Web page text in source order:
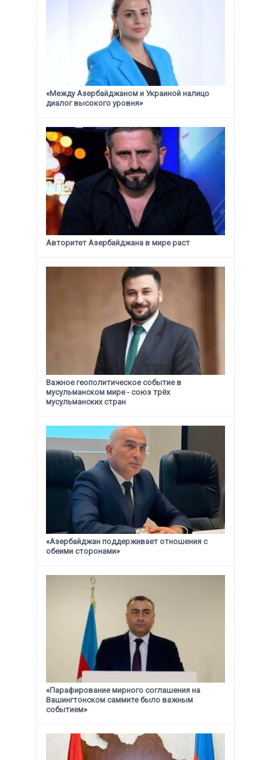
«Между Азербайджаном и Украиной налицо
диалог высокого уровня»
Авторитет Азербайджана в мире раст
Важное геополитическое событие в
мусульманском мире - союз трёх
мусульманских стран
«Азербайджан поддерживает отношения с
обеими сторонами»
«Парафирование мирного соглашения на
Вашингтонском саммите было важным
событием»